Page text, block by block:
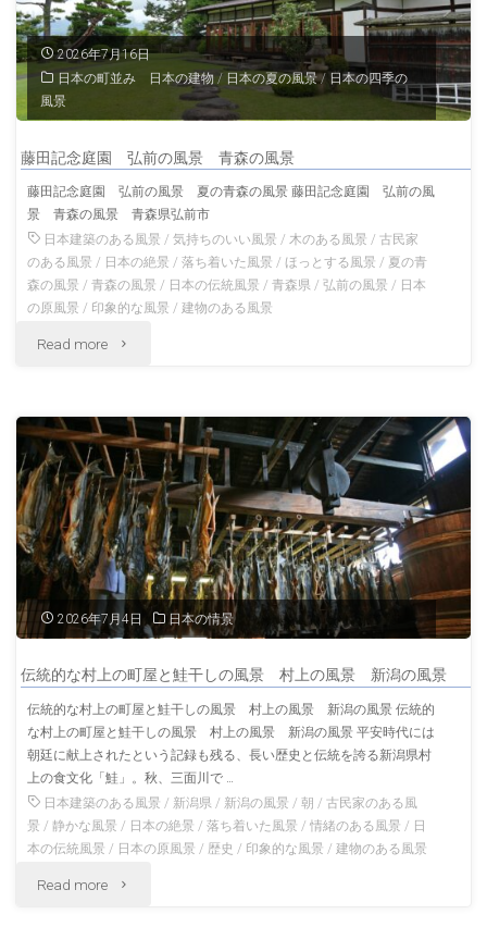
人
居
地
旧
ト
ー
マ
邸
兵
庫
の
2026年7月16日
日本の町並み 日本の建物 / 日本の夏の風景 / 日本の四季の
風景
藤田記念庭園 弘前の風景 青森の風景
藤田記念庭園 弘前の風景 夏の青森の風景 藤田記念庭園 弘前の風
景 青森の風景 青森県弘前市
日本建築のある風景 /気持ちのいい風景 /木のある風景 /古民家
のある風景 / 日本の絶景 /落ち着いた風景 /ほっとする風景 / 夏の青
森の風景 /青森の風景 / 日本の伝統風景 /青森県 /弘前の風景 / 日本
の原風景 / 印象的な風景 /建物のある風景
Read more "藤
念
庭
園
弘
の
風
景
青
2026年7月4日 日本の情景
伝統的な村上の町屋と鮭干しの風景 村上の風景 新潟の風景
伝統的な村上の町屋と鮭干しの風景 村上の風景 新潟の風景 伝統的
な村上の町屋と鮭干しの風景 村上の風景 新潟の風景 平安時代には
朝廷に献上されたという記録も残る、長い歴史と伝統を誇る新潟県村
上の食文化「鮭」。秋、三面川で …
日本建築のある風景 / 新潟県 / 新潟の風景 /朝 /古民家のある風
景 /静かな風景 / 日本の絶景 /落ち着いた風景 /情緒のある風景 / 日
本の伝統風景 / 日本の原風景 / 歴史 / 印象的な風景 /建物のある風景
Read more "伝